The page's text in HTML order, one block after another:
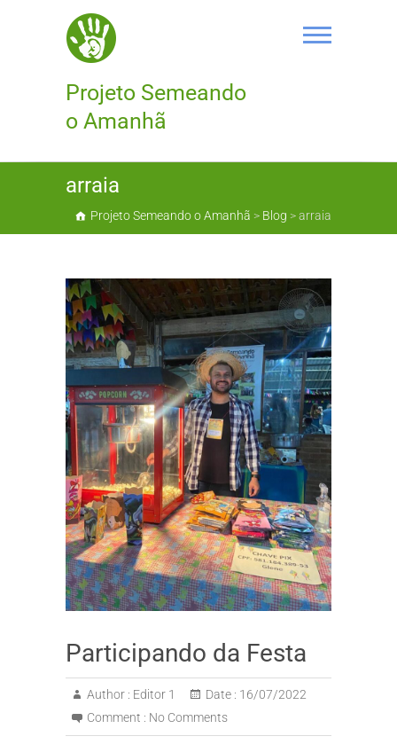
Projeto Semeando
o Amanhã
arraia
Projeto Semeando o Amanhã > Blog >arraia
Participando da Festa
Author : Editor 1 Date : 16/07/2022
Comment : No Comments